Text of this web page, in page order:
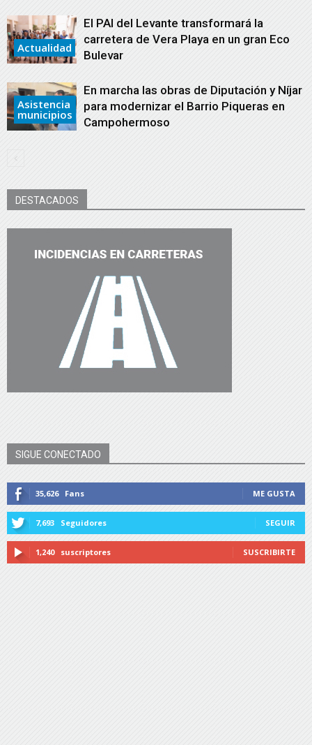
Actualidad
El PAI del Levante transformará la
carretera de Vera Playa en un gran Eco
Bulevar
Asistencia
municipios
En marcha las obras de Diputación y Níjar
para modernizar el Barrio Piqueras en
Campohermoso
DESTACADOS
SIGUE CONECTADO
35,626 Fans ME GUSTA
7,693 Seguidores SEGUIR
1,240 suscriptores SUSCRIBIRTE